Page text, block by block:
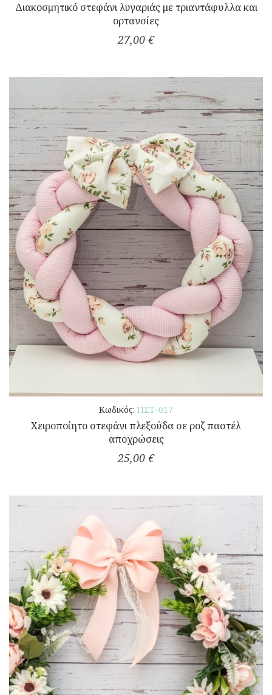
Διακοσμητικό στεφάνι λυγαριάς με τριαντάφυλλα και
ορτανσίες
27,00 €
Κωδικός: ΠΣΤ-017
Χειροποίητο στεφάνι πλεξούδα σε ροζ παστέλ
αποχρώσεις
25,00 €